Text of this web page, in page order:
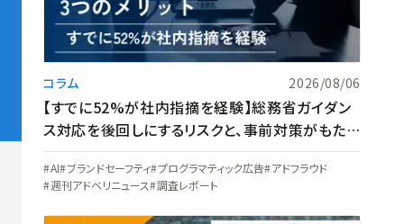
コラム 2026/08/06
【すでに52%が社内指摘を経験】総務省ガイダン
ス対応を後回しにするリスクと、事前対策がもたら
す3つのメリット
AI ブランドセーフティ プログラマティック広告 アドフラウド
週刊アドベリニュース 調査レポート